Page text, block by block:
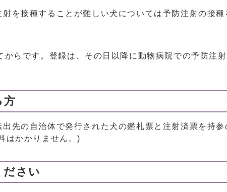
を接種することが難しい犬については予防注射の接種
らです。登録は、その日以降に動物病院での予防注
方
先の自治体で発行された犬の鑑札票と注射済票を持参
はかかりません。)
さい